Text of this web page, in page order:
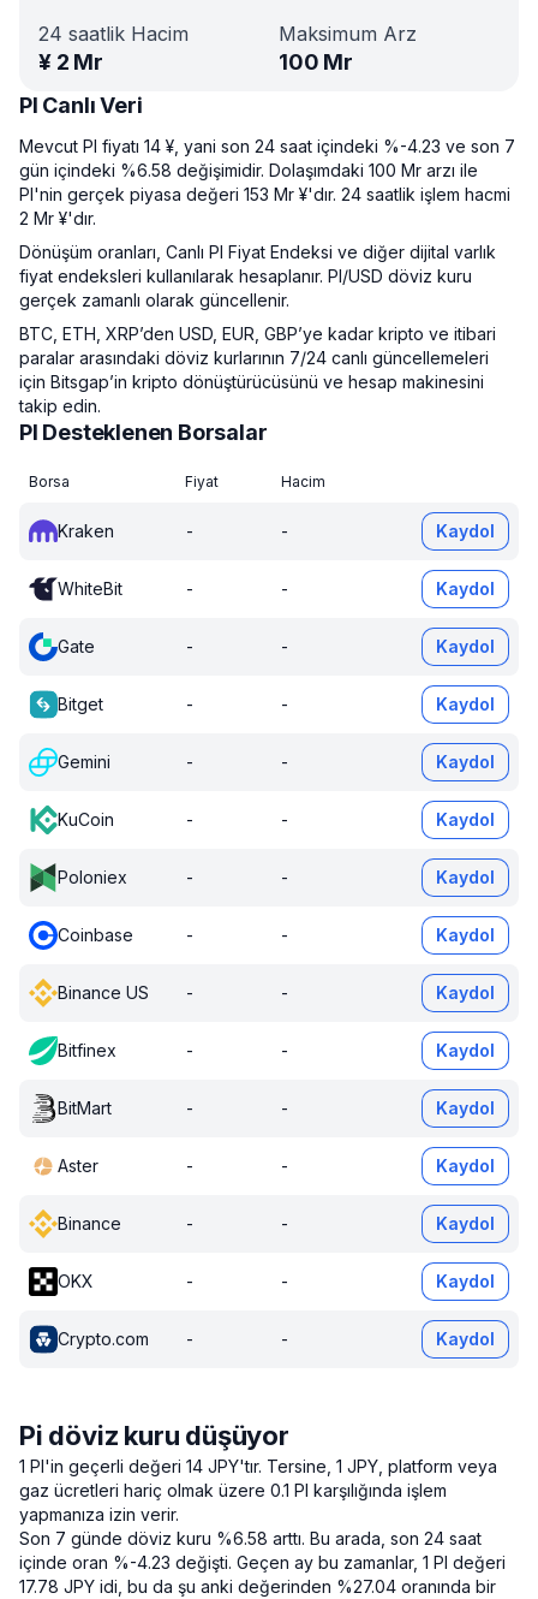
24 saatlik Hacim
¥ 2 Mr
Maksimum Arz
100 Mr
PI Canlı Veri
Mevcut PI fiyatı 14 ¥, yani son 24 saat içindeki %-4.23 ve son 7
gün içindeki %6.58 değişimidir. Dolaşımdaki 100 Mr arzı ile
PI'nin gerçek piyasa değeri 153 Mr ¥'dır. 24 saatlik işlem hacmi
2 Mr ¥'dır.
Dönüşüm oranları, Canlı PI Fiyat Endeksi ve diğer dijital varlık
fiyat endeksleri kullanılarak hesaplanır. PI/USD döviz kuru
gerçek zamanlı olarak güncellenir.
BTC, ETH, XRP’den USD, EUR, GBP’ye kadar kripto ve itibari
paralar arasındaki döviz kurlarının 7/24 canlı güncellemeleri
için Bitsgap’in kripto dönüştürücüsünü ve hesap makinesini
takip edin.
PI Desteklenen Borsalar
Borsa Fiyat Hacim
Kraken - - Kaydol
WhiteBit - - Kaydol
Gate - - Kaydol
Bitget - - Kaydol
Gemini - - Kaydol
KuCoin - - Kaydol
Poloniex - - Kaydol
Coinbase - - Kaydol
Binance US - - Kaydol
Bitfinex - - Kaydol
BitMart - - Kaydol
Aster - - Kaydol
Binance - - Kaydol
OKX - - Kaydol
Crypto.com - - Kaydol
Pi döviz kuru düşüyor
1 PI'in geçerli değeri 14 JPY'tır. Tersine, 1 JPY, platform veya
gaz ücretleri hariç olmak üzere 0.1 PI karşılığında işlem
yapmanıza izin verir.
Son 7 günde döviz kuru %6.58 arttı. Bu arada, son 24 saat
içinde oran %-4.23 değişti. Geçen ay bu zamanlar, 1 PI değeri
17.78 JPY idi, bu da şu anki değerinden %27.04 oranında bir